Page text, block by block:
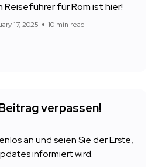
Reiseführer für Rom ist hier!
17, 2025 10 min read
verpassen!
an und seien Sie der Erste,
informiert wird.